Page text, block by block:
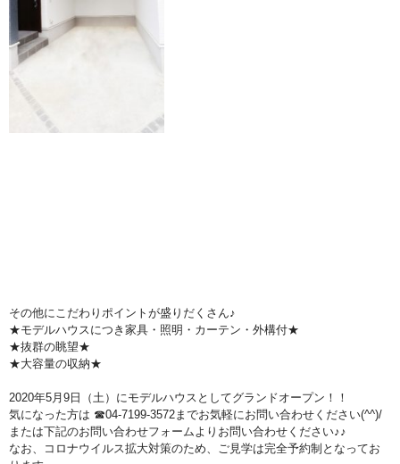
その他にこだわりポイントが盛りだくさん♪
★モデルハウスにつき家具・照明・カーテン・外構付★
★抜群の眺望★
★大容量の収納★
2020年5月9日（土）にモデルハウスとしてグランドオープン！！
気になった方は ☎04-7199-3572までお気軽にお問い合わせください(^^)/
または下記のお問い合わせフォームよりお問い合わせください♪♪
なお、コロナウイルス拡大対策のため、ご見学は完全予約制となってお